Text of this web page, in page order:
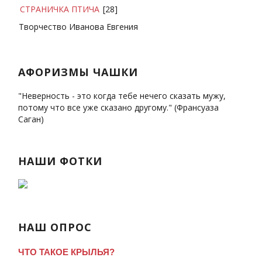
СТРАНИЧКА ПТИЧА [28]
Творчество Иванова Евгения
АФОРИЗМЫ ЧАШКИ
"Неверность - это когда тебе нечего сказать мужу,
потому что все уже сказано другому." (Франсуаза
Саган)
НАШИ ФОТКИ
НАШ ОПРОС
ЧТО ТАКОЕ КРЫЛЬЯ?